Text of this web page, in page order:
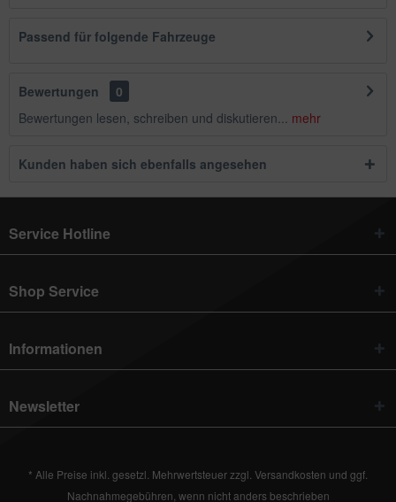
Passend für folgende Fahrzeuge
Bewertungen
0
Bewertungen lesen, schreiben und diskutieren... mehr
Kunden haben sich ebenfalls angesehen
Service Hotline
Shop Service
Informationen
Newsletter
* Alle Preise inkl. gesetzl. Mehrwertsteuer zzgl. Versandkosten und ggf.
Nachnahmegebühren, wenn nicht anders beschrieben